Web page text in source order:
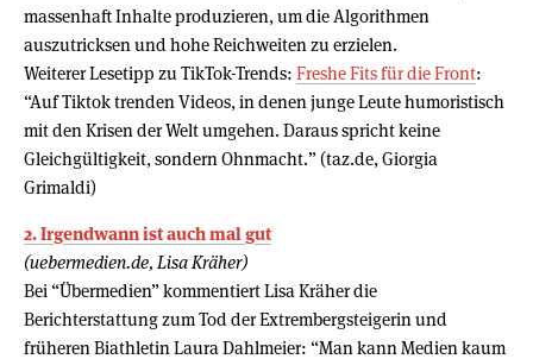
massenhaft Inhalte produzieren, um die Algorithmen
auszutricksen und hohe Reichweiten zu erzielen.
Weiterer Lesetipp zu TikTok-Trends: Freshe Fits für die Front:
“Auf Tiktok trenden Videos, in denen junge Leute humoristisch
mit den Krisen der Welt umgehen. Daraus spricht keine
Gleichgültigkeit, sondern Ohnmacht.” (taz.de, Giorgia
Grimaldi)
2. Irgendwann ist auch mal gut
(uebermedien.de, Lisa Kräher)
Bei “Übermedien” kommentiert Lisa Kräher die
Berichterstattung zum Tod der Extrembergsteigerin und
früheren Biathletin Laura Dahlmeier: “Man kann Medien kaum